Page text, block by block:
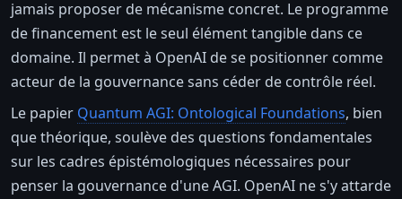
jamais proposer de mécanisme concret. Le programme
de financement est le seul élément tangible dans ce
domaine. Il permet à OpenAI de se positionner comme
acteur de la gouvernance sans céder de contrôle réel.
Le papier Quantum AGI: Ontological Foundations, bien
que théorique, soulève des questions fondamentales
sur les cadres épistémologiques nécessaires pour
penser la gouvernance d'une AGI. OpenAI ne s'y attarde